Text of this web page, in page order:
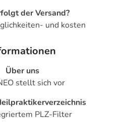
der Versand?
und kosten
Über uns
stellt sich vor
PLZ-Filter